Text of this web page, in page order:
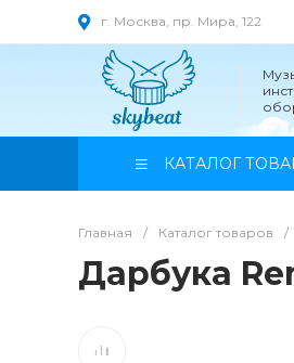
г. Москва, пр. Мира, 122
КАТАЛОГ
Главная / Каталог товаров /
Дарбука